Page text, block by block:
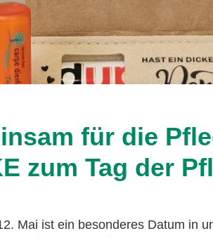
für die
zum Tag der
Mai ist ein besonderes Datum in